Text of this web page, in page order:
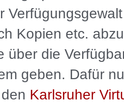
Kopien etc.
über die
geben. Dafür
Karlsruher